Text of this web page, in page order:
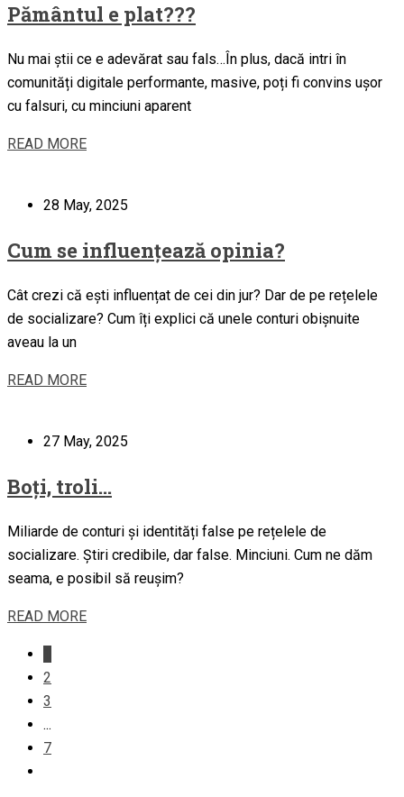
Pământul e plat???
Nu mai știi ce e adevărat sau fals…În plus, dacă intri în
comunități digitale performante, masive, poți fi convins ușor
cu falsuri, cu minciuni aparent
READ MORE
28 May, 2025
Cum se influențează opinia?
Cât crezi că ești influențat de cei din jur? Dar de pe rețelele
de socializare? Cum îți explici că unele conturi obișnuite
aveau la un
READ MORE
27 May, 2025
Boți, troli…
Miliarde de conturi și identități false pe rețelele de
socializare. Știri credibile, dar false. Minciuni. Cum ne dăm
seama, e posibil să reușim?
READ MORE
2
3
...
7